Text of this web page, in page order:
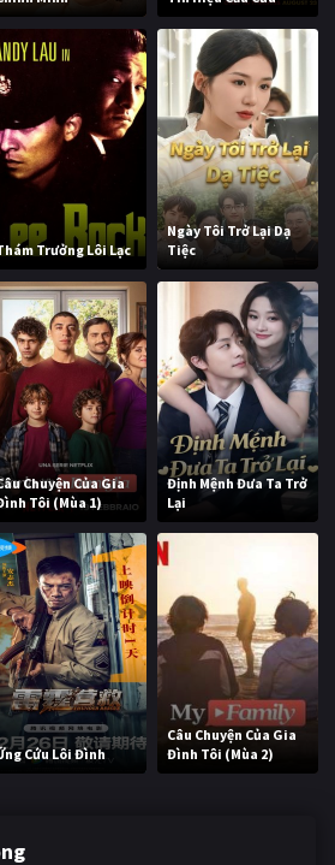
Trưởng Lôi Lạc
Ngày Tôi Trở Lại Dạ
Tiệc
Chuyện Của Gia
Tôi (Mùa 1)
Định Mệnh Đưa Ta Trở
Lại
Cứu Lôi Đình
Câu Chuyện Của Gia
Đình Tôi (Mùa 2)